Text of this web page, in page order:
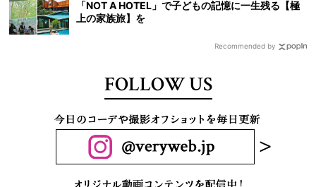
「NOT A HOTEL」で子どもの記憶に一生残る【極
上の家族旅】を
Recommended by
FOLLOW US